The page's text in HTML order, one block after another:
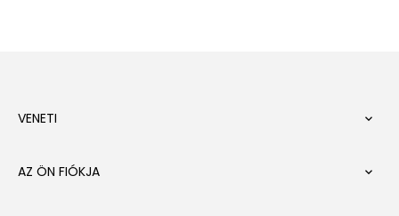
VENETI 
AZ ÖN FIÓKJA 